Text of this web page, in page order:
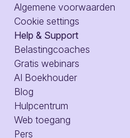
Algemene voorwaarden
Cookie settings
Help & Support
Belastingcoaches
Gratis webinars
AI Boekhouder
Blog
Hulpcentrum
Web toegang
Pers